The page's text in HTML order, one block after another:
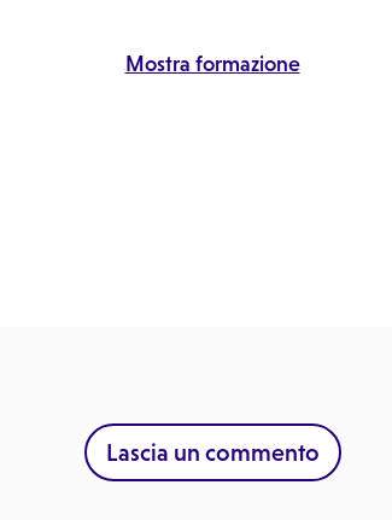
Mostra formazione
Lascia un commento